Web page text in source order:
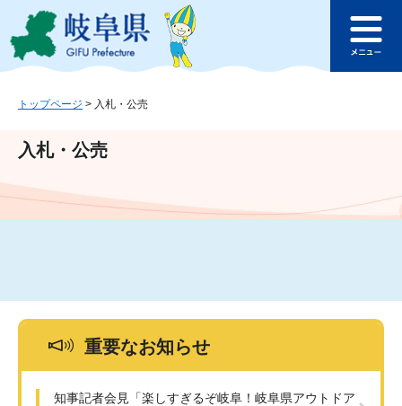
ジ
ュ
文
このページの本文へ
ュ
トップページ > 入札・公売
入札・公売
重要なお知らせ
知事記者会見「楽しすぎるぞ岐阜！岐阜県アウトドア